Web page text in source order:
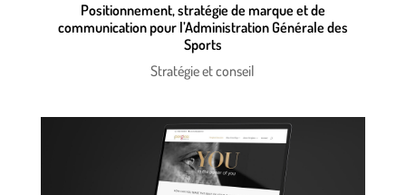
Positionnement, stratégie de marque et de
communication pour l’Administration Générale des
Sports
Stratégie et conseil